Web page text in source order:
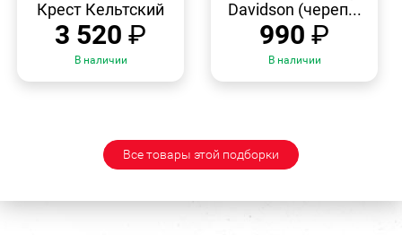
Крест Кельтский
3 520 ₽
В наличии
Davidson (череп...
990 ₽
В наличии
Все товары этой подборки